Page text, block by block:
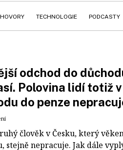
TECHNOLOGIE PODCASTY
odchod do
Polovina lidí totiž
do penze
člověk v Česku, který
stejně nepracuje. Jak dále